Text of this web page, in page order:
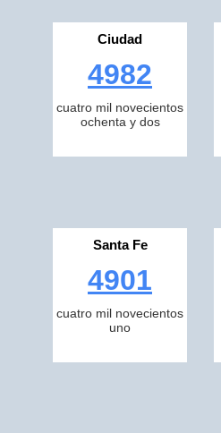
Ciudad
4982
cuatro mil novecientos
ochenta y dos
Santa Fe
4901
cuatro mil novecientos
uno